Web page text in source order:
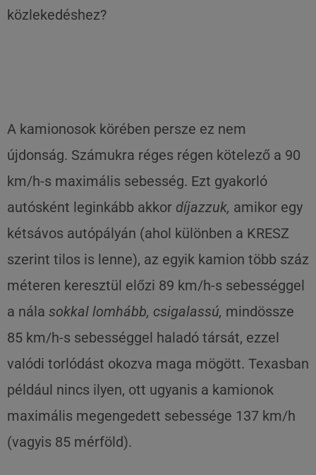
közlekedéshez?
A kamionosok körében persze ez nem
újdonság. Számukra réges régen kötelező a 90
km/h-s maximális sebesség. Ezt gyakorló
autósként leginkább akkor díjazzuk, amikor egy
kétsávos autópályán (ahol különben a KRESZ
szerint tilos is lenne), az egyik kamion több száz
méteren keresztül előzi 89 km/h-s sebességgel
a nála sokkal lomhább, csigalassú, mindössze
85 km/h-s sebességgel haladó társát, ezzel
valódi torlódást okozva maga mögött. Texasban
például nincs ilyen, ott ugyanis a kamionok
maximális megengedett sebessége 137 km/h
(vagyis 85 mérföld).